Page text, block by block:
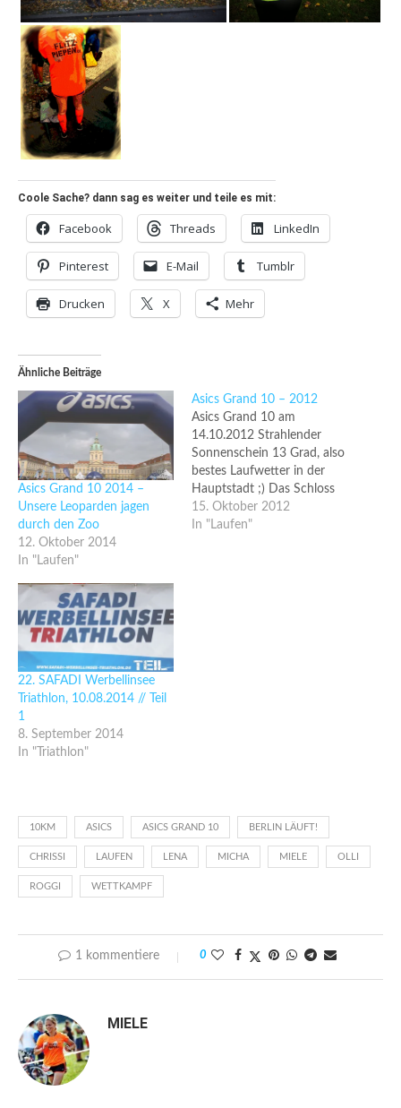
Coole Sache? dann sag es weiter und teile es mit:
Facebook Threads LinkedIn
Pinterest E-Mail Tumblr
Drucken X Mehr
Ähnliche Beiträge
Asics Grand 10 2014 –
Unsere Leoparden jagen
durch den Zoo
12. Oktober 2014
In "Laufen"
Asics Grand 10 – 2012
Asics Grand 10 am
14.10.2012 Strahlender
Sonnenschein 13 Grad, also
bestes Laufwetter in der
Hauptstadt ;) Das Schloss
Charlottenburg war der
Start- und Zieleinlauf am
15. Oktober 2012
In "Laufen"
22. SAFADI Werbellinsee
Triathlon, 10.08.2014 // Teil
1
8. September 2014
In "Triathlon"
10KM ASICS ASICS GRAND 10 BERLIN LÄUFT!
CHRISSI LAUFEN LENA MICHA MIELE OLLI
ROGGI WETTKAMPF
1 kommentiere 0
MIELE